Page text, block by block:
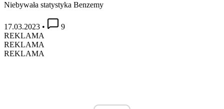
Niebywała statystyka Benzemy
17.03.2023 •
9
REKLAMA
REKLAMA
REKLAMA